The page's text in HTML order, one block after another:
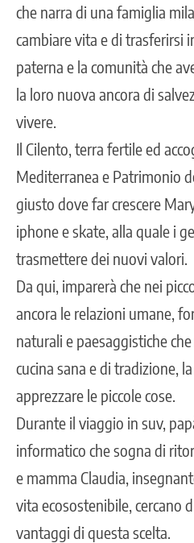
che narra di una famiglia
cambiare vita e di trasferirsi
paterna e la comunità che
la loro nuova ancora di
vivere.
Il Cilento, terra fertile ed
Mediterranea e Patrimonio
giusto dove far crescere
iphone e skate, alla quale i
trasmettere dei nuovi valori.
Da qui, imparerà che nei
ancora le relazioni umane,
naturali e paesaggistiche
cucina sana e di tradizione,
apprezzare le piccole cose.
Durante il viaggio in suv,
informatico che sogna di
e mamma Claudia,
vita ecosostenibile, cercano
vantaggi di questa scelta.